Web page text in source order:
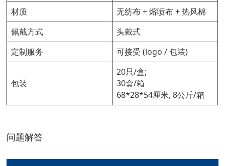
材质
无纺布 + 熔喷布 + 热风棉
佩戴方式
头戴式
定制服务
可接受 (logo / 包装)
包装
20只/盒;
30盒/箱
68*28*54厘米, 8公斤/箱
问题解答